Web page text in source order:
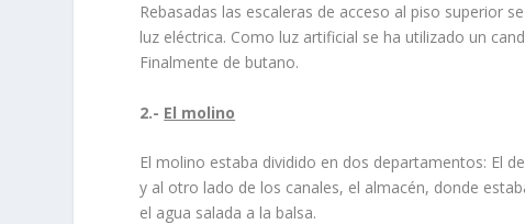
Rebasadas las escaleras de acceso al piso superior
luz eléctrica. Como luz artifi­cial se ha utilizado un
Finalmente de butano.
2.- El molino
El molino estaba dividido en dos departamentos: El
y al otro lado de los cana­les, el almacén, donde
el agua salada a la balsa.